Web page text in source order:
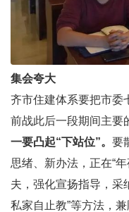
集会夸大
齐市住建体系要把市委
前战此后一段期间主要
一要凸起“下站位”。 要
思绪、新办法，正在“
夫，强化宣扬指导，采
私家自止教”等方法，